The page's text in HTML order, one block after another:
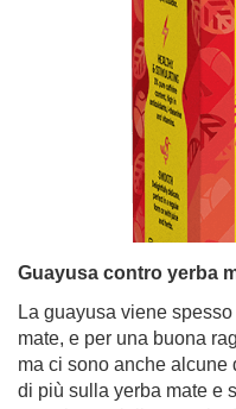
Guayusa contro yerba
La guayusa viene
mate, e per una buona
ma ci sono anche alcune
di più sulla yerba mate e